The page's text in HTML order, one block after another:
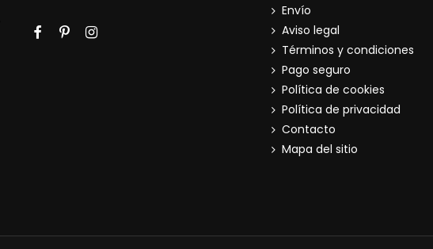
Envío
Aviso legal
Términos y condiciones
Pago seguro
Política de cookies
Política de privacidad
Contacto
Mapa del sitio